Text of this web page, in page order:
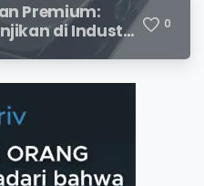
Premium:
di Industri
0